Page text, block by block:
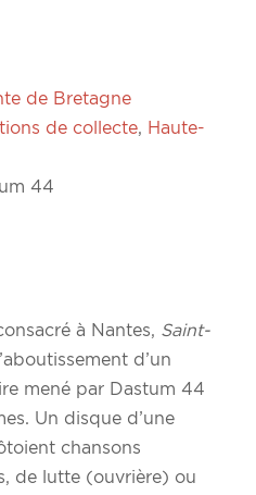
de Bretagne
de collecte, Haute-
44
à Nantes, Saint-
d’un
mené par Dastum 44
Un disque d’une
chansons
de lutte (ouvrière) ou